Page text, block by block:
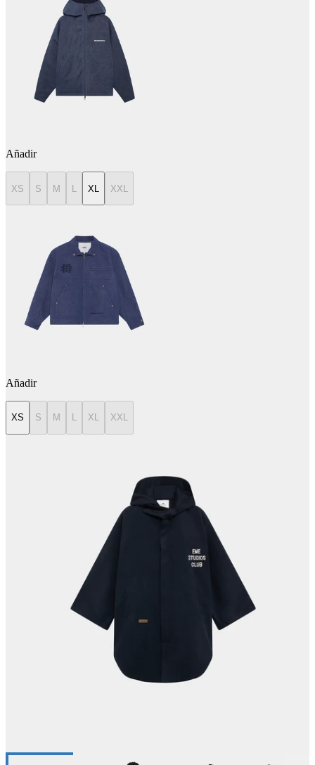
Añadir
XS S M L XL XXL
Añadir
XS S M L XL XXL